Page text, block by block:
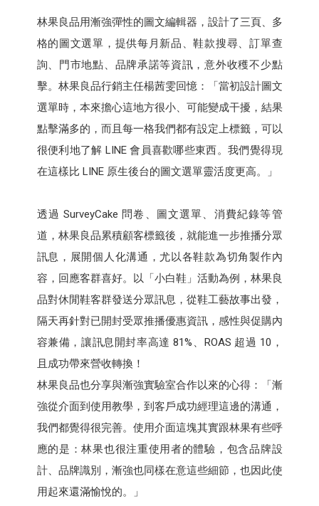
林果良品用漸強彈性的圖文編輯器，設計了三頁、多
格的圖文選單，提供每月新品、鞋款搜尋、訂單查
詢、門市地點、品牌承諾等資訊，意外收穫不少點
擊。林果良品行銷主任楊茜雯回憶：「當初設計圖文
選單時，本來擔心這地方很小、可能變成干擾，結果
點擊滿多的，而且每一格我們都有設定上標籤，可以
很便利地了解 LINE 會員喜歡哪些東西。我們覺得現
在這樣比 LINE 原生後台的圖文選單靈活度更高。」
透過 SurveyCake 問卷、圖文選單、消費紀錄等管
道，林果良品累積顧客標籤後，就能進一步推播分眾
訊息，展開個人化溝通，尤以各鞋款為切角製作內
容，回應客群喜好。以「小白鞋」活動為例，林果良
品對休閒鞋客群發送分眾訊息，從鞋工藝故事出發，
隔天再針對已開封受眾推播優惠資訊，感性與促購內
容兼備，讓訊息開封率高達 81%、ROAS 超過 10，
且成功帶來營收轉換！
林果良品也分享與漸強實驗室合作以來的心得：「漸
強從介面到使用教學，到客戶成功經理這邊的溝通，
我們都覺得很完善。使用介面這塊其實跟林果有些呼
應的是：林果也很注重使用者的體驗，包含品牌設
計、品牌識別，漸強也同樣在意這些細節，也因此使
用起來還滿愉悅的。」